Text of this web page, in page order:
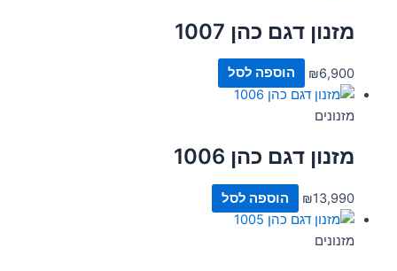
מזנון דגם כהן 1007
₪6,900 הוספה לסל
מזנונים
מזנון דגם כהן 1006
₪13,990 הוספה לסל
מזנונים